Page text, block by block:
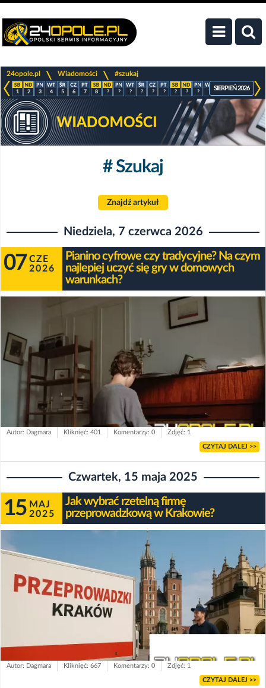
24opole.pl Wiadomości #szukaj
1 2 3 4 5 6 7 8 ? ? ? ? ? ? ? ? ? ? ? ? ?
SIERPIEŃ 2026
# Szukaj
Znajdź artykuł
Niedziela, 7 czerwca 2026
07 CZE
2026
Pianino cyfrowe czy tradycyjne? Na czym
najlepiej uczyć się gry w domowych
warunkach?
Autor: Dagmara Kliknięć: 401 Komentarzy: 0 Zdjęć: 1
CZYTAJ DALEJ >>
Czwartek, 15 maja 2025
15 MAJ
2025
Jak wybrać rzetelną firmę
przeprowadzkową w Krakowie?
Autor: Dagmara Kliknięć: 667 Komentarzy: 0 Zdjęć: 1
CZYTAJ DALEJ >>